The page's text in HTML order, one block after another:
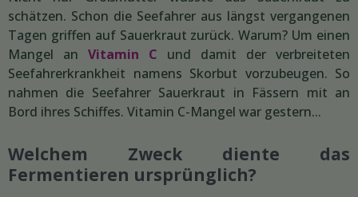
schätzen. Schon die Seefahrer aus längst vergangenen
Tagen griffen auf Sauerkraut zurück. Warum? Um einen
Mangel an Vitamin C und damit der verbreiteten
Seefahrerkrankheit namens Skorbut vorzubeugen. So
nahmen die Seefahrer Sauerkraut in Fässern mit an
Bord ihres Schiffes. Vitamin C-Mangel war gestern...
Welchem Zweck diente das
Fermentieren ursprünglich?